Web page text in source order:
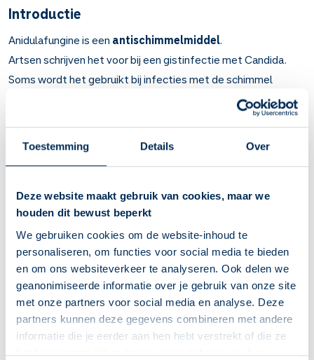
Toestemming Details Over
Deze website maakt gebruik van cookies, maar we
houden dit bewust beperkt
We gebruiken cookies om de website-inhoud te
personaliseren, om functies voor social media te bieden
en om ons websiteverkeer te analyseren. Ook delen we
geanonimiseerde informatie over je gebruik van onze site
met onze partners voor social media en analyse. Deze
partners kunnen deze gegevens combineren met andere
informatie die je eerder aan hen hebt verstrekt of die ze
hebben verzameld op basis van je gebruik van hun
Introductie
Anidulafungine is een antischimmelmiddel.
Artsen schrijven het voor bij een gistinfectie met Candida.
Soms wordt het gebruikt bij infecties met de schimmel
Belangrijk om te weten over Anidulafungine
Anidulafungine doodt schimmels en gisten, zoals
Candida-gist.
Bij een gistinfectie met Candida in bijvoorbeeld de
slokdarm of het buikvlies. Of bij infecties met de
schimmel Aspergillus.
De verschijnselen worden binnen enkele dagen minder.
U krijgt dit medicijn toegediend via een infuus in het
ziekenhuis.
Hoe lang de kuur duurt, hangt af van de plaats en de ernst
van de infectie. Nadat de gist uit uw bloed is verdwenen,
moet u nog 2 weken met de behandeling doorgaan.
U kunt last krijgen van maagdarmklachten, hoofdpijn,
huiduitslag en stuiptrekkingen. Waarschuw bij stuipen uw